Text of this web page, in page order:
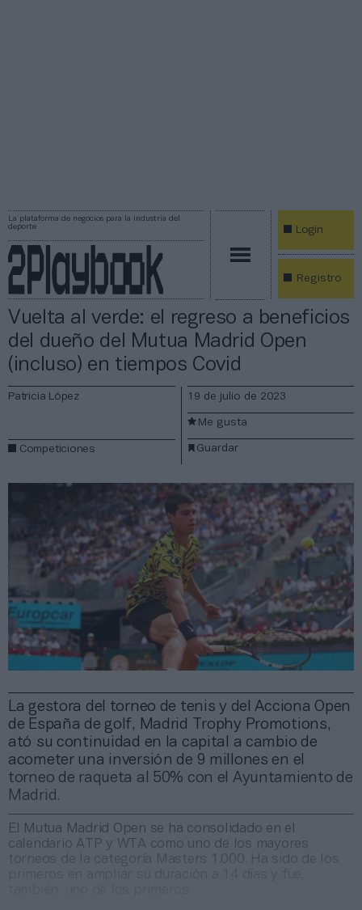
La plataforma de negocios para la industria del
deporte
Login
Registro
Vuelta al verde: el regreso a beneficios
del dueño del Mutua Madrid Open
(incluso) en tiempos Covid
La gestora del torneo de tenis y del Acciona Open
de España de golf, Madrid Trophy Promotions,
ató su continuidad en la capital a cambio de
acometer una inversión de 9 millones en el
torneo de raqueta al 50% con el Ayuntamiento de
Madrid.
Patricia López
Competiciones
19 de julio de 2023
Guardar
Me gusta
El Mutua Madrid Open se ha consolidado en el
calendario ATP y WTA como uno de los mayores
torneos de la categoría Masters 1.000. Ha sido de los